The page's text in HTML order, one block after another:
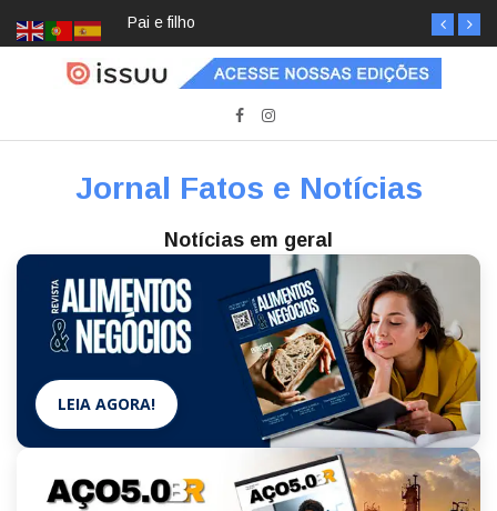
Pai e filho
Jornal Fatos e Notícias
Notícias em geral
LEIA AGORA!